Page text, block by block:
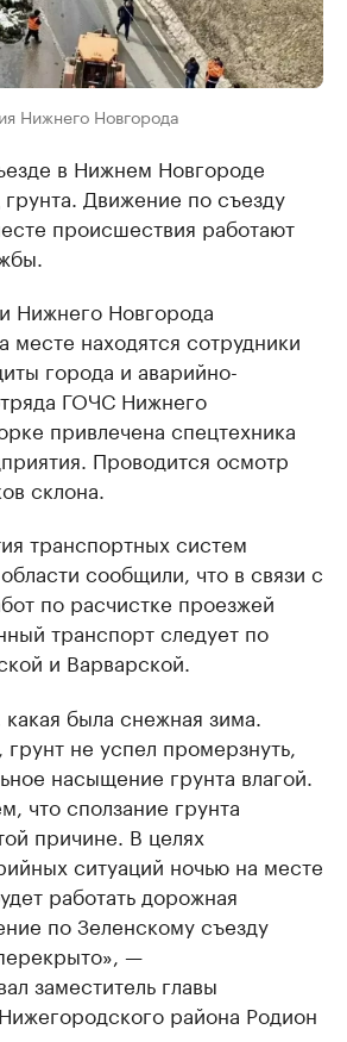
Нижнего Новгорода
в Нижнем Новгороде
Движение по съезду
происшествия работают
Нижнего Новгорода
месте находятся сотрудники
города и аварийно-
ГОЧС Нижнего
привлечена спецтехника
Проводится осмотр
склона.
транспортных систем
сообщили, что в связи с
по расчистке проезжей
транспорт следует по
и Варварской.
была снежная зима.
грунт не успел промерзнуть,
насыщение грунта влагой.
что сползание грунта
причине. В целях
ситуаций ночью на месте
работать дорожная
по Зеленскому съезду
—
заместитель главы
района Родион